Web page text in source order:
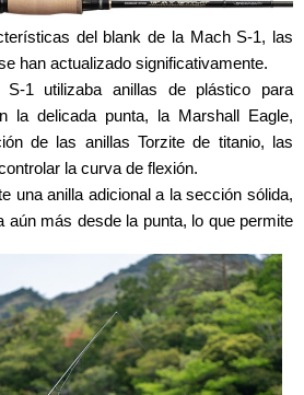
del blank de la Mach S-1, las
han actualizado significativamente.
1 utilizaba anillas de plástico para
la delicada punta, la Marshall Eagle,
de las anillas Torzite de titanio, las
la curva de flexión.
una anilla adicional a la sección sólida,
aún más desde la punta, lo que permite